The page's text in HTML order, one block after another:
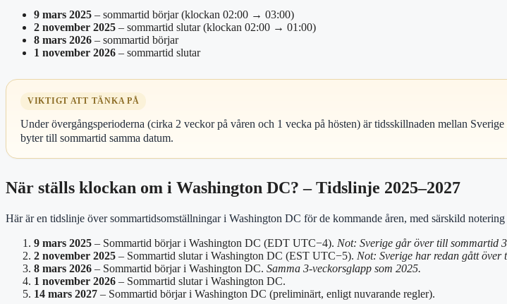
9 mars 2025 – sommartid börjar (klockan 02:00 → 03:00)
2 november 2025 – sommartid slutar (klockan 02:00 → 01:00)
8 mars 2026 – sommartid börjar
1 november 2026 – sommartid slutar
VIKTIGT ATT TÄNKA PÅ
Under övergångsperioderna (cirka 2 veckor på våren och 1 vecka på hösten) är tidsskillnaden mellan
byter till sommartid samma datum.
När ställs klockan om i Washington DC? – Tidslinje 2025–2027
Här är en tidslinje över sommartidsomställningar i Washington DC för de kommande åren, med särskild notering
9 mars 2025 – Sommartid börjar i Washington DC (EDT UTC−4). Not: Sverige går över till sommartid
2 november 2025 – Sommartid slutar i Washington DC (EST UTC−5). Not: Sverige har redan gått
8 mars 2026 – Sommartid börjar i Washington DC. Samma 3-veckorsglapp som 2025.
1 november 2026 – Sommartid slutar i Washington DC.
14 mars 2027 – Sommartid börjar i Washington DC (preliminärt, enligt nuvarande regler).